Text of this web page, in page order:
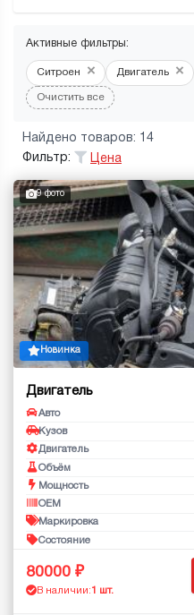
Активные фильтры:
Ситроен × Двигатель ×
Очистить все
Найдено товаров: 14
Фильтр:
Цена
9 фото
Новинка
Двигатель
Авто
Кузов
Двигатель
Объём
Мощность
OEM
Маркировка
Состояние
80000
В наличии: 1 шт.